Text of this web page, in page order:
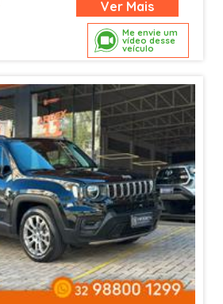
Me envie um
vídeo desse
veículo
Ver Mais